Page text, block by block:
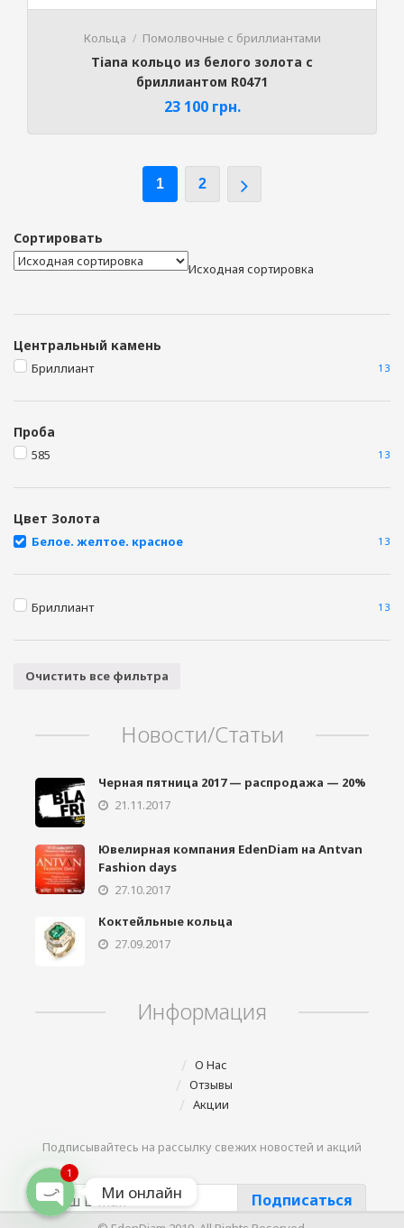
Кольца Помолвочные с бриллиантами
Tiana кольцо из белого золота с
бриллиантом R0471
23 100 грн.
1 2
Сортировать
Исходная сортировка
Центральный камень
Бриллиант 13
Проба
585 13
Цвет Золота
Белое. желтое. красное 13
Бриллиант 13
Очистить все фильтра
Новости/Статьи
Черная пятница 2017 — распродажа — 20%
21.11.2017
Ювелирная компания EdenDiam на Antvan
Fashion days
27.10.2017
Коктейльные кольца
27.09.2017
Информация
О Нас
Отзывы
Акции
Подписывайтесь на рассылку свежих новостей и акций
1
Ми онлайн